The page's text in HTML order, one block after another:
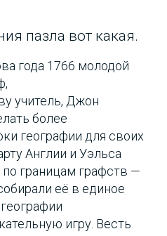
пазла вот какая.
года 1766 молодой
учитель, Джон
более
географии для своих
Англии и Уэльса
границам графств —
её в единое
игру. Весть